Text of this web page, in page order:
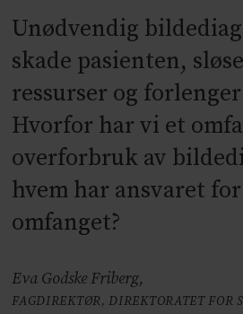
Unødvendig
skade pasienten,
ressurser og
Hvorfor har vi et
overforbruk av
hvem har ansvaret
omfanget?
Eva Godske Friberg,
FAGDIREKTØR, DIREKTORATET FOR